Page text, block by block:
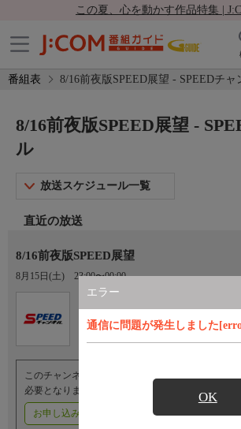
この夏、心を動かす作品特集 |
番組表 8/16前夜版SPEED展望 - SPEEDチャ
エラー
通信に問題が発生しました
OK
8/16前夜版SPEED展望 -
ル
放送スケジュール一覧
直近の放送
8/16前夜版SPEED展望
8月15日(土) 23:00〜00:00
このチャンネルのご視聴には、オプションチャン
必要となります。
お申し込みはこちら ご利用料金はこちら